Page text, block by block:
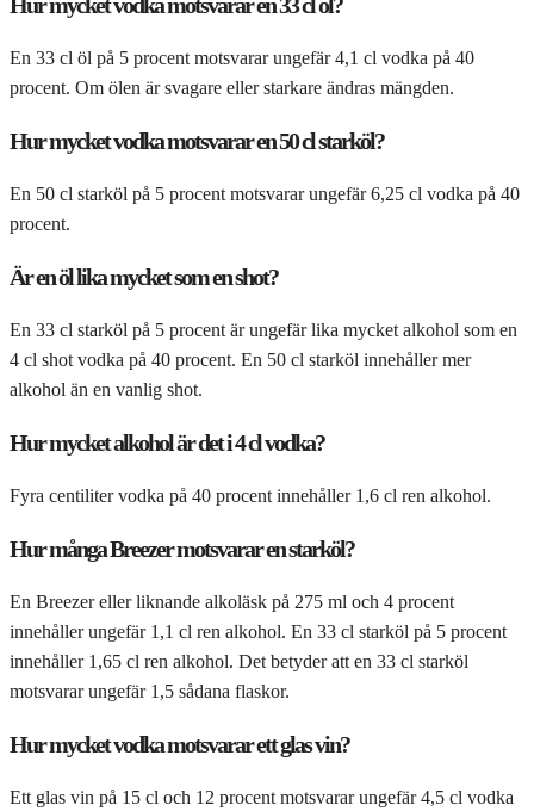
En 33 cl öl på 5 procent motsvarar ungefär 4,1 cl vodka på 40
procent. Om ölen är svagare eller starkare ändras mängden.
Hur mycket vodka motsvarar en 50 cl starköl?
En 50 cl starköl på 5 procent motsvarar ungefär 6,25 cl vodka på 40
procent.
Är en öl lika mycket som en shot?
En 33 cl starköl på 5 procent är ungefär lika mycket alkohol som en
4 cl shot vodka på 40 procent. En 50 cl starköl innehåller mer
alkohol än en vanlig shot.
Hur mycket alkohol är det i 4 cl vodka?
Fyra centiliter vodka på 40 procent innehåller 1,6 cl ren alkohol.
Hur många Breezer motsvarar en starköl?
En Breezer eller liknande alkoläsk på 275 ml och 4 procent
innehåller ungefär 1,1 cl ren alkohol. En 33 cl starköl på 5 procent
innehåller 1,65 cl ren alkohol. Det betyder att en 33 cl starköl
motsvarar ungefär 1,5 sådana flaskor.
Hur mycket vodka motsvarar ett glas vin?
Ett glas vin på 15 cl och 12 procent motsvarar ungefär 4,5 cl vodka